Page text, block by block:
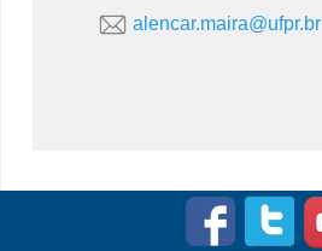
alencar.maira@ufpr.br